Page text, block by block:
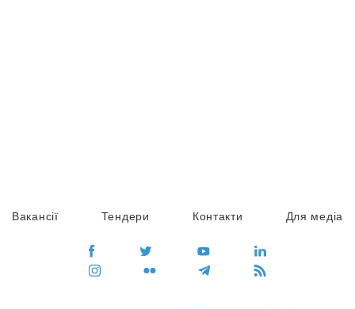
Вакансії Тендери Контакти Для медіа